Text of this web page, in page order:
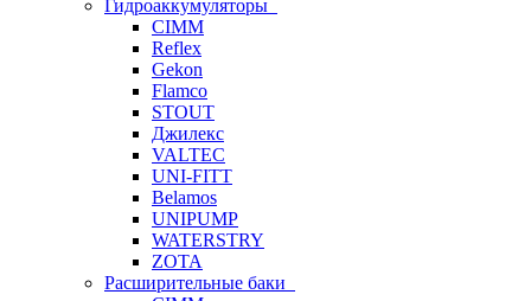
Гидроаккумуляторы
CIMM
Reflex
Gekon
Flamco
STOUT
Джилекс
VALTEC
UNI-FITT
Belamos
UNIPUMP
WATERSTRY
ZOTA
Расширительные баки